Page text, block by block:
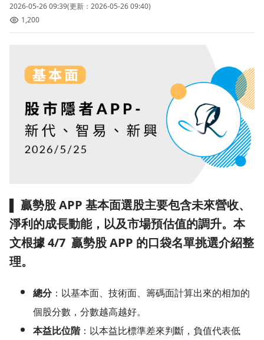
2026-05-26 09:39(更新：2026-05-26 09:40)
1,200
▌ 贏勢股 APP 基本面選股主要包含未來營收、
淨利的成長動能，以及市場預估值的調升。本
文根據 4/7 贏勢股 APP 的口袋名單挑選介紹整
理。
總分：以基本面、技術面、籌碼面計算出來的相加的
個股分數，分數越高越好。
本益比位階：以本益比標準差來判斷，負值代表低